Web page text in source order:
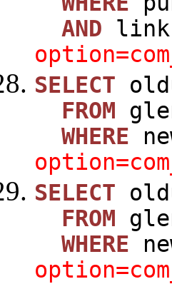
AND link
SELECT
FROM
WHERE
SELECT
FROM
WHERE